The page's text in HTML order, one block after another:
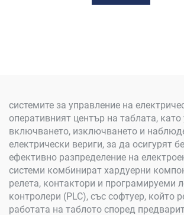
системите за управление на
оперативният център на таблата,
включването, изключването и
електрически вериги, за да осигурят
ефективно разпределение на
системи комбинират хардуерни
релета, контактори и програмируеми
контролери (PLC), със софтуер, който
работата на таблото според